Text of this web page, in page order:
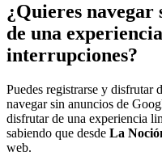
¿Quieres
de una
interrupciones?
Puedes registrarse y disfrutar
navegar sin anuncios de
disfrutar de una experiencia
sabiendo que desde La
web.